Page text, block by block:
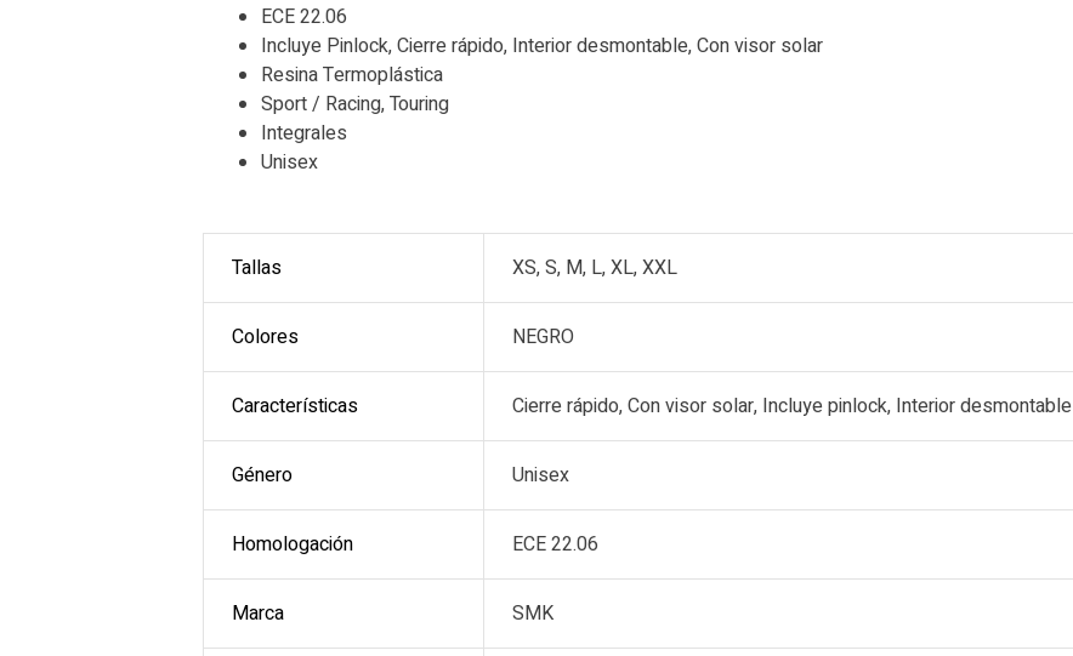
ECE 22.06
Incluye Pinlock, Cierre rápido, Interior desmontable, Con visor solar
Resina Termoplástica
Sport / Racing, Touring
Integrales
Unisex
Tallas XS, S, M, L, XL, XXL
Colores NEGRO
Características Cierre rápido, Con visor solar, Incluye pinlock, Interior desmontable
Género Unisex
Homologación ECE 22.06
Marca SMK